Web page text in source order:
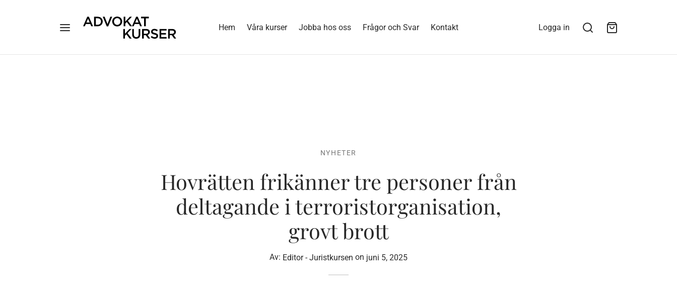
Hem Våra kurser Jobba hos oss Frågor och Svar Kontakt Logga in
NYHETER
Hovrätten frikänner tre personer från
deltagande i terroristorganisation,
grovt brott
Av: Editor - Juristkursen on juni 5, 2025